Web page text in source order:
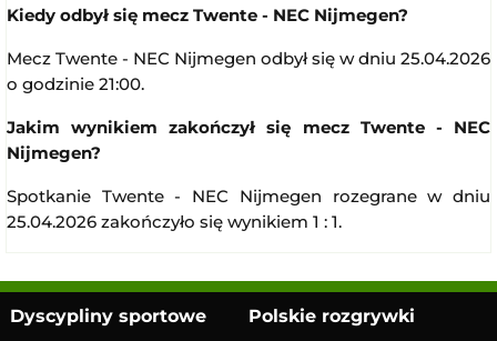
Kiedy odbył się mecz Twente - NEC Nijmegen?
Mecz Twente - NEC Nijmegen odbył się w dniu 25.04.2026
o godzinie 21:00.
Jakim wynikiem zakończył się mecz Twente - NEC
Nijmegen?
Spotkanie Twente - NEC Nijmegen rozegrane w dniu
25.04.2026 zakończyło się wynikiem 1 : 1.
Dyscypliny sportowe Polskie rozgrywki